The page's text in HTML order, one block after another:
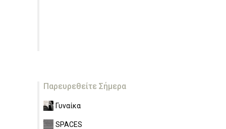
Παρευρεθείτε Σήμερα
Γυναίκα
SPACES